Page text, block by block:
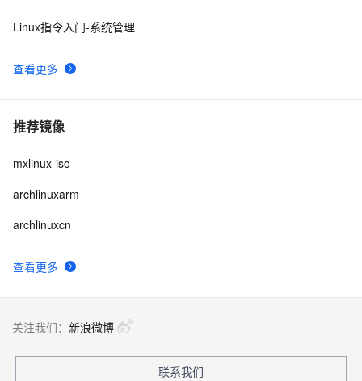
查看更多
Linux指令入门-系统管理
推荐镜像
查看更多
mxlinux-iso
archlinuxarm
archlinuxcn
关注我们： 新浪微博
联系我们